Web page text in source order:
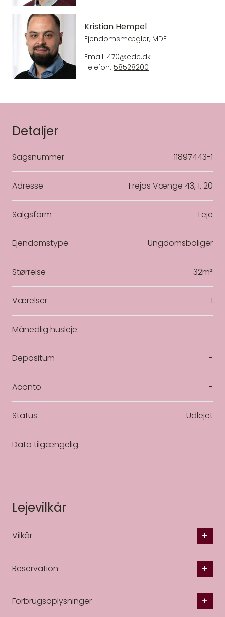
Kristian Hempel
Ejendomsmægler, MDE
Email: 470@edc.dk
Telefon: 58528200
Detaljer
Sagsnummer 11897443-1
Adresse Frejas Vænge 43, 1. 20
Salgsform Leje
Ejendomstype Ungdomsboliger
Størrelse 32m²
Værelser 1
Månedlig husleje -
Depositum -
Aconto -
Status Udlejet
Dato tilgængelig -
Lejevilkår
Vilkår
Reservation
Forbrugsoplysninger